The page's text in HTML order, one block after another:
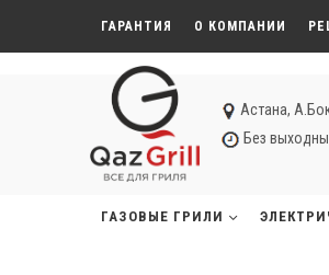
ГАРАНТИЯ О КОМПАНИИ
Астана,
Без
ГАЗОВЫЕ ГРИЛИ